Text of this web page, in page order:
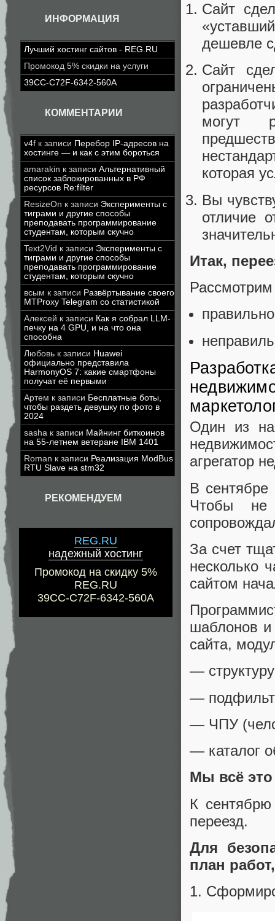
ИНФОРМАЦИЯ
Лучший хостинг сайтов - REG.RU
Промокод 5% скидки на услуги
39CC-C72F-6342-560A
КОММЕНТАРИИ
v4f к записи Перебор IP-адресов на
хостинге — и как с этим бороться
amarakin к записи Альтернативный
список заблокированных в РФ
ресурсов Re:filter
ResizeOn к записи Эксперименты с
тиграми и другие способы
преподавать программирование
студентам, которым скучно
Text2Vid к записи Эксперименты с
тиграми и другие способы
преподавать программирование
студентам, которым скучно
всым к записи Развёртывание своего
MTProxy Telegram со статистикой
Алексей к записи Как я собрал LLM-
печку на 4 GPU, и на что она
способна
Любовь к записи Huawei
официально представила
HarmonyOS 7: какие смартфоны
получат её первыми
Артем к записи Бесплатные боты,
чтобы раздеть девушку по фото в
2024
sasha к записи Майнинг биткоинов
на 55-летнем ветеране IBM 1401
Roman к записи Реализация ModBus
RTU Slave на stm32
РЕКОМЕНДУЕМ
REG.RU
надежный хостинг
Промокод на скидку 5%
REG.RU
39CC-C72F-6342-560A
Сайт
дешевле
Сайт
могут
которая
Вы
отличие
Итак,
Один из
агрегатор
В сентябре
Чтобы
За счет
несколько
сайтом
шаблонов и
сайта,
—
—
— ЧПУ
— каталог
Мы всё
К
переезд.
Для
план
1.